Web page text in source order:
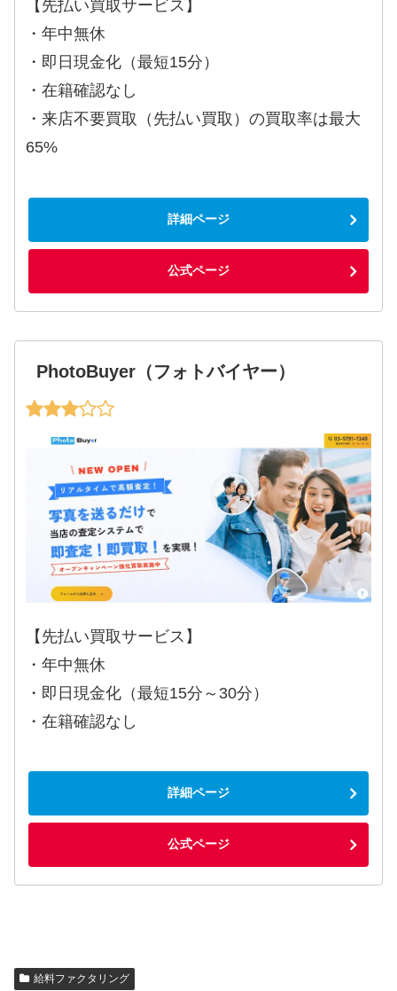
【先払い買取サービス】
・年中無休
・即日現金化（最短15分）
・在籍確認なし
・来店不要買取（先払い買取）の買取率は最大
65%
詳細ページ
公式ページ
PhotoBuyer（フォトバイヤー）
【先払い買取サービス】
・年中無休
・即日現金化（最短15分～30分）
・在籍確認なし
詳細ページ
公式ページ
給料ファクタリング